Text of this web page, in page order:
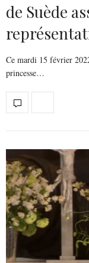
de Suède
Ce mardi 15 février
princesse…